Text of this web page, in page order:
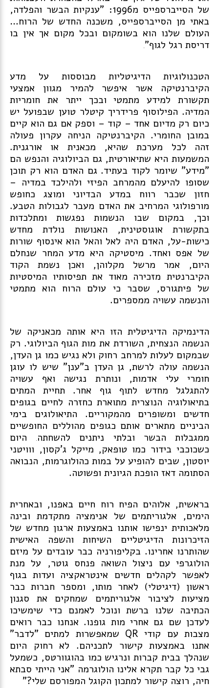
של הסייברספייס מ1996: "ענקיות הבשר והפלדה,
באתי מן הסייברספייס, משכנה החדש של הרוח…
העולם שלנו הוא בשומקום ובכל מקום אך אין בו
דריסת רגל לגוף".
הטכנולוגיות הדיגיטליות מבוססות על מדע
הקיברנטיקה אשר איפשר להמיר מגוון אמצעי
תקשורת למידע מתמטי ובכך ייתר את חומריות
המדיה. הפילוסוף פרידריך קיטלר טוען שבפועל יש
כיום רק מדיום אחד – קוד – וספק אם גם הוא קיים
במובן החומרי. הקיברנטיקה הניחה עקרון פעולה
זהה לכל מערכת שהיא, מכאנית או אורגנית.
המשמעות היא שתיאורטית, גם הביולוגיה והנפש הם
"מידע" שיומר לקוד בעתיד. גם האדם הוא רק תוכן
שסופו להיעלם מהמרחב הפיזי ולהילכד במדיה –
חזון שכבר רווח במדע הבדיוני ומוצג כחופש
מורפולוגי המרחיב את האדם מעבר לגבולות הטבע.
וכך, במקום שבו הנשמות נפגשות ומתלכדות
בתקשורת אוגוסטינית, האנושות נולדת מחדש
כישות-על, האדם היה לאל והאל הוא אינסוף שורות
של אפס ואחד. מיסטיקה היא מדע המחר שנחלם
היום, אמר מרשל מקלוהן, ואכן נשמת הקוד
הקיברנטית מזכירה מאוד את תפיסותיו המיסטיות
של פיתגורס, שסבר כי עולם הרוח הוא מתמטי
והנשמה עשויה ממספרים.
הדינמיקה הדיגיטלית הזו היא אותה מכאניקה של
הנשמה הנצחית, השורדת את מות הגוף הביולוגי. רק
שבמקום לעלות למרחב רחוק ולא נגיש כמו גן העדן,
הנשמה עולה לרשת, גן העדן ב"ענן" שיש לו עוגן
חומרי עלי אדמות, ונותרת נגישה ואף עשויה
להתגלגל מחדש לתוף גוף אחר. תחיית המתים
בתיאולוגיה הנוצרית מתוארת כחזרה לחיים בגופים
חדשים ומשופרים מהמקוריים. התיאולוגים בימי
הביניים מתארים אותם כגופים מהוללים החופשיים
ממגבלות הבשר ובלתי ניתנים להשחתה.
היום
כשכוכבי בידור כמו טופאק, מייקל ג'קסון, ווויטני
יוסטון, שבים להופיע על במות כהולוגרמות, הנבואה
הסתומה דאז הופכת הגיונית ופשוטה.
בראשית, אלוהים הפיח רוח חיים באפנו, ובאחרית
הימים, אלגוריתמים של אנימציה מתקדמת ובינה
מלאכותית ינפישו אותנו באמצעות ארגון מחדש של
הזיכרונות הדיגיטליים השיחות והשפה האישית
שהותרנו אחרינו. בקליפורניה כבר עובדים על מיזם
הולוגרפי עם ניצול השואה פנחס גוטר, על מנת
לאפשר לקהלים חדשים אינטראקציה ועדות בגוף
ראשון (דיגיטלי) לאחר מותו, ומספר חברות כבר
מציעות לציבור אלגוריתמים שמחקים את סגנון
הכתיבה שלנו ברשת ונוכל לאמנם כדי שימשיכו
לעדכן שם גם אחרי מות גופנו. אנחנו כבר רואים
מצבות עם קודי QR שמאפשרות למתים "לדבר"
אתנו באמצעות קישור לתכניהם. לא רחוק היום
שנהלך בבית קברות ונרגיש כמו בהוגוורטס, כשמעל
גבי כל קבר תקרא אלינו הולוגרמה "אני הייתי סבתא
חיה, רוצה קישור למתכון הקוגל המפורסם שלי?"